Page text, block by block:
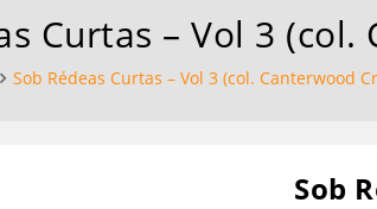
Curtas – Vol 3
Sob Rédeas Curtas – Vol 3 (col. Canterwood
Sob